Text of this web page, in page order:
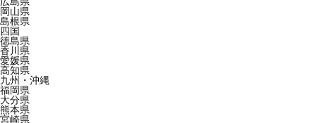
岡山県
島根県
四国
徳島県
香川県
愛媛県
高知県
九州・沖縄
福岡県
大分県
熊本県
宮崎県